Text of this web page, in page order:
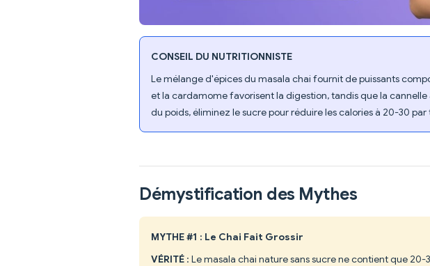
CONSEIL DU NUTRITIONNISTE
Le mélange d'épices du masala chai fournit de puissants
et la cardamome favorisent la digestion, tandis que la
du poids, éliminez le sucre pour réduire les calories à 20-30 par
Démystification des Mythes
MYTHE #1 : Le Chai Fait Grossir
VÉRITÉ : Le masala chai nature sans sucre ne contient que 20-